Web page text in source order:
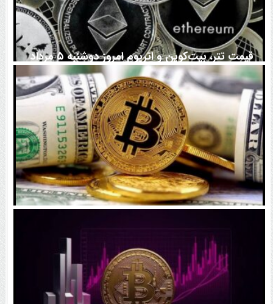
قیمت تتر، بیت‌کوین و اتریوم امروز دوشنبه ۵ مرداد
۱۴۰۵ | بیت‌کوین این مرز را از دست بدهد، همه‌چیز تغییر
می‌کند